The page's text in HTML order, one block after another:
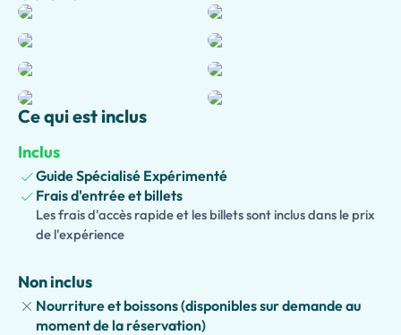
préservées et explorez une variété impressionnante de
monuments, notamment des
temples
théâtres
villas
Chemin faisant, votre guide vous révélera des histoires
captivantes sur lavie quotidienne
commerce
Cette visite approfondie permet de visiter à la fois les
monuments les plus célèbres et les
souvent oubliées par les visites standard. Admirez les
fresques, lesmosaïques
préservées, tout en développant une compréhension plus
profonde de l'histoire unique de Pompéi et de son
importance archéologique .
Ce qui est inclus
Inclus
Guide Spécialisé Expérimenté
Frais d'entrée et billets
Les frais d'accès rapide et les billets sont inclus dans le prix
de l'expérience
Non inclus
Nourriture et boissons (disponibles sur demande au
moment de la réservation)